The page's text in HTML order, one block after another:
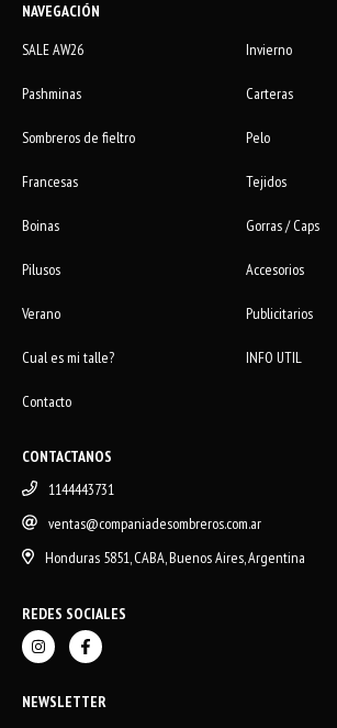
NAVEGACIÓN
SALE AW26
Invierno
Pashminas Carteras
Sombreros de fieltro Pelo
Francesas Tejidos
Boinas Gorras / Caps
Pilusos Accesorios
Verano Publicitarios
Cual es mi talle? INFO UTIL
Contacto
CONTACTANOS
1144443731
ventas@companiadesombreros.com.ar
Honduras 5851, CABA, Buenos Aires, Argentina
REDES SOCIALES
NEWSLETTER